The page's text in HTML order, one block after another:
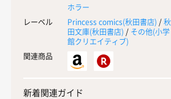
ホラー
レーベル
Princess comics(秋田書店) /秋
田文庫(秋田書店) / その他(小学
館クリエイティブ)
関連商品
新着関連ガイド